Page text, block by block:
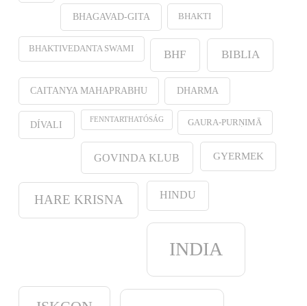
BHAGAVAD-GITA BHAKTI
BHAKTIVEDANTA SWAMI BHF BIBLIA
CAITANYA MAHAPRABHU DHARMA
DÍVALI FENNTARTHATÓSÁG GAURA-PURṆIMĀ
GOVINDA KLUB GYERMEK
HARE KRISNA HINDU
INDIA